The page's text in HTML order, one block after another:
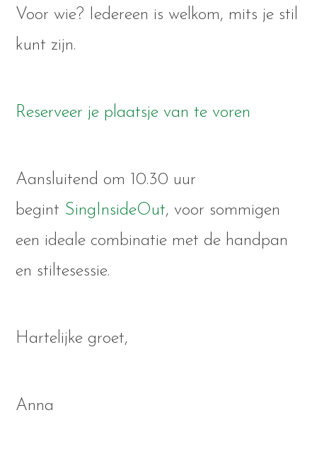
Voor wie? Iedereen is welkom, mits je stil
kunt zijn.
Reserveer je plaatsje van te voren
Aansluitend om 10.30 uur
begint SingInsideOut, voor sommigen
een ideale combinatie met de handpan
en stiltesessie.
Hartelijke groet,
Anna